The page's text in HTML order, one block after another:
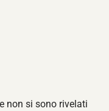
non si sono rivelati